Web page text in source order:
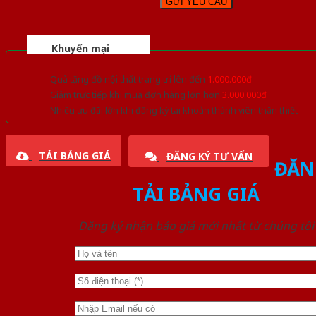
Khuyến mại
Quà tặng đồ nội thất trang trí lên đến 1.000.000đ
Giảm trực tiếp khi mua đơn hàng lớn hơn 3.000.000đ
Nhiều ưu đãi lớn khi đăng ký tài khoản thành viên thân thiết
TẢI BẢNG GIÁ ĐĂNG KÝ TƯ VẤN
TẢI BẢNG GIÁ
Đăng ký nhận báo giá mới nhất từ chúng tôi